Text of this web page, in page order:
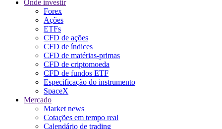
Onde investir
Forex
Ações
ETFs
CFD de ações
CFD de índices
CFD de matérias-primas
CFD de criptomoeda
CFD de fundos ETF
Especificação do instrumento
SpaceX
Mercado
Market news
Cotações em tempo real
Calendário de trading